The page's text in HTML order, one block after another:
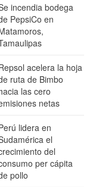
incendia bodega
PepsiCo en
acelera la hoja
ruta de Bimbo
las cero
netas
lidera en
el
del
per cápita
pollo